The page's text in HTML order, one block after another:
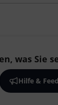
was Sie
Hilfe &